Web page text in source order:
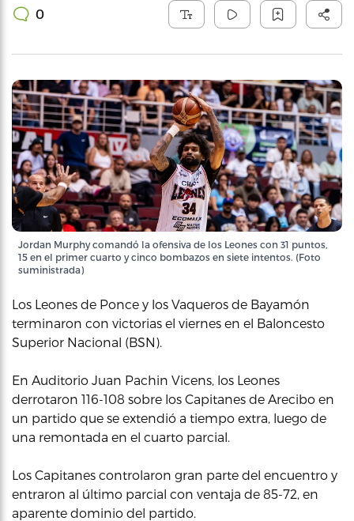
0
Jordan Murphy comandó la ofensiva de los Leones con 31 puntos,
15 en el primer cuarto y cinco bombazos en siete intentos. (Foto
suministrada)
Los Leones de Ponce y los Vaqueros de Bayamón
terminaron con victorias el viernes en el Baloncesto
Superior Nacional (BSN).
En Auditorio Juan Pachin Vicens, los Leones
derrotaron 116-108 sobre los Capitanes de Arecibo en
un partido que se extendió a tiempo extra, luego de
una remontada en el cuarto parcial.
Los Capitanes controlaron gran parte del encuentro y
entraron al último parcial con ventaja de 85-72, en
aparente dominio del partido.